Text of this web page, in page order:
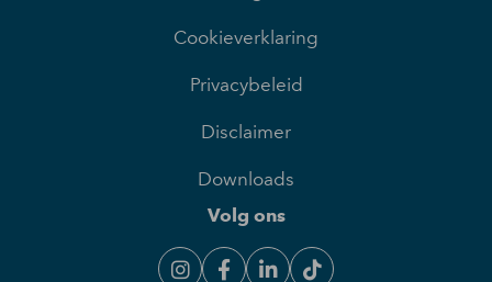
Cookieverklaring
Privacybeleid
Disclaimer
Downloads
Volg ons